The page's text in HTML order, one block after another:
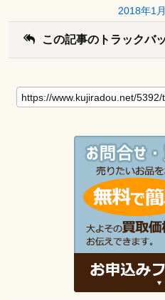
2018年1
この記事のトラックバ